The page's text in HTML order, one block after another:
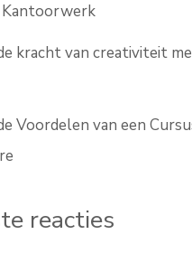
kracht van creativiteit
Voordelen van een
reacties